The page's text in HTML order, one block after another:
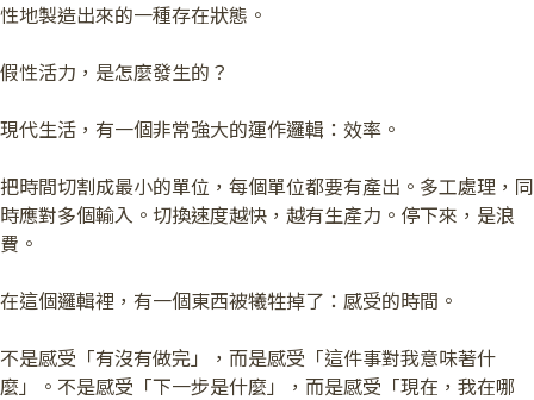
性地製造出來的一種存在狀態。
假性活力，是怎麼發生的？
現代生活，有一個非常強大的運作邏輯：效率。
把時間切割成最小的單位，每個單位都要有產出。多工處理，同
時應對多個輸入。切換速度越快，越有生產力。停下來，是浪
費。
在這個邏輯裡，有一個東西被犧牲掉了：感受的時間。
不是感受「有沒有做完」，而是感受「這件事對我意味著什
麼」。不是感受「下一步是什麼」，而是感受「現在，我在哪